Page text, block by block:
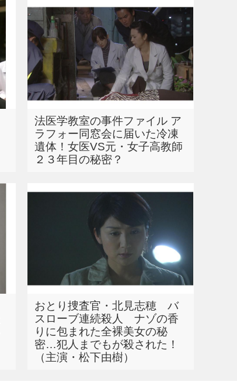
法医学教室の事件ファイル ア
ラフォー同窓会に届いた冷凍
遺体！女医VS元・女子高教師
２３年目の秘密？
おとり捜査官・北見志穂 バ
スローブ連続殺人 ナゾの香
りに包まれた全裸美女の秘
密…犯人までもが殺された！
（主演・松下由樹）